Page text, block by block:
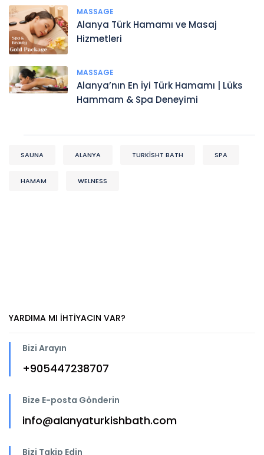
MASSAGE
Alanya Türk Hamamı ve Masaj
Hizmetleri
MASSAGE
Alanya’nın En İyi Türk Hamamı | Lüks
Hammam & Spa Deneyimi
SAUNA ALANYA TURKISHT BATH SPA
HAMAM WELNESS
YARDIMA MI IHTIYACIN VAR?
Bizi Arayın
+905447238707
Bize E-posta Gönderin
info@alanyaturkishbath.com
Bizi Takip Edin